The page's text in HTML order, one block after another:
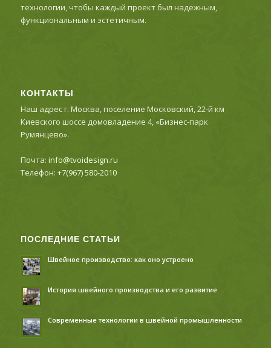
технологии, чтобы каждый проект был надежным,
функциональным и эстетичным.
КОНТАКТЫ
Наш адрес г. Москва, поселение Московский, 22-й км
Киевского шоссе домовладение 4, «Бизнес-парк
Румянцево».
Почта: info@tvoidesign.ru
Телефон: +7(967) 580-2010
ПОСЛЕДНИЕ СТАТЬИ
Швейное производство: как оно устроено
История швейного производства и его развитие
Современные технологии в швейной промышленности